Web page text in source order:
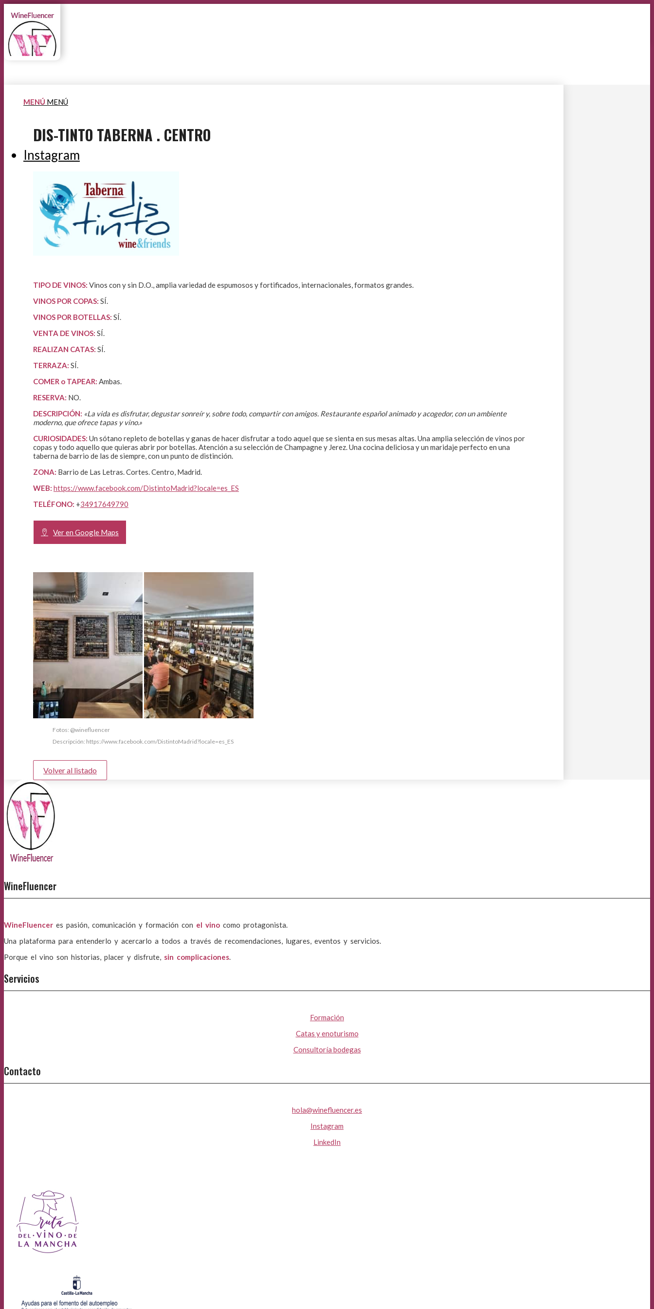
MENÚ MENÚ
Instagram
DIS-TINTO TABERNA . CENTRO
TIPO DE VINOS: Vinos con y sin D.O., amplia variedad de espumosos y fortificados, internacionales, formatos grandes.
VINOS POR COPAS: SÍ.
VINOS POR BOTELLAS: SÍ.
VENTA DE VINOS: SÍ.
REALIZAN CATAS: SÍ.
TERRAZA: SÍ.
COMER o TAPEAR: Ambas.
RESERVA: NO.
DESCRIPCIÓN: «La vida es disfrutar, degustar sonreír y, sobre todo, compartir con amigos. Restaurante español animado y acogedor, con un ambiente
moderno, que ofrece tapas y vino.»
CURIOSIDADES: Un sótano repleto de botellas y ganas de hacer disfrutar a todo aquel que se sienta en sus mesas altas. Una amplia selección de vinos por
copas y todo aquello que quieras abrir por botellas. Atención a su selección de Champagne y Jerez. Una cocina deliciosa y un maridaje perfecto en una
taberna de barrio de las de siempre, con un punto de distinción.
ZONA: Barrio de Las Letras. Cortes. Centro, Madrid.
WEB: https://www.facebook.com/DistintoMadrid?locale=es_ES
TELÉFONO: +34917649790
Ver en Google Maps
Fotos: @winefluencer
Descripción: https://www.facebook.com/DistintoMadrid?locale=es_ES
Volver al listado
WineFluencer
WineFluencer es pasión, comunicación y formación con el vino como protagonista.
Una plataforma para entenderlo y acercarlo a todos a través de recomendaciones, lugares, eventos y servicios.
Porque el vino son historias, placer y disfrute, sin complicaciones.
Servicios
Formación
Catas y enoturismo
Consultoría bodegas
Contacto
hola@winefluencer.es
Instagram
LinkedIn